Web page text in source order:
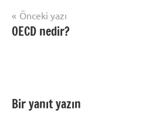
Yazı
gezinmesi
Önceki yazı
OECD nedir?
Bir yanıt yazın